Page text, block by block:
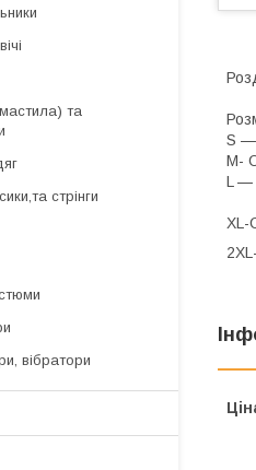
S —
M-
L —
XL-
та
стрінги
вібратори